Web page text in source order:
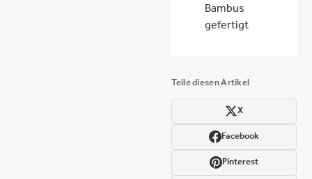
Bambus
gefertigt
Teile diesen Artikel
X
Facebook
Pinterest